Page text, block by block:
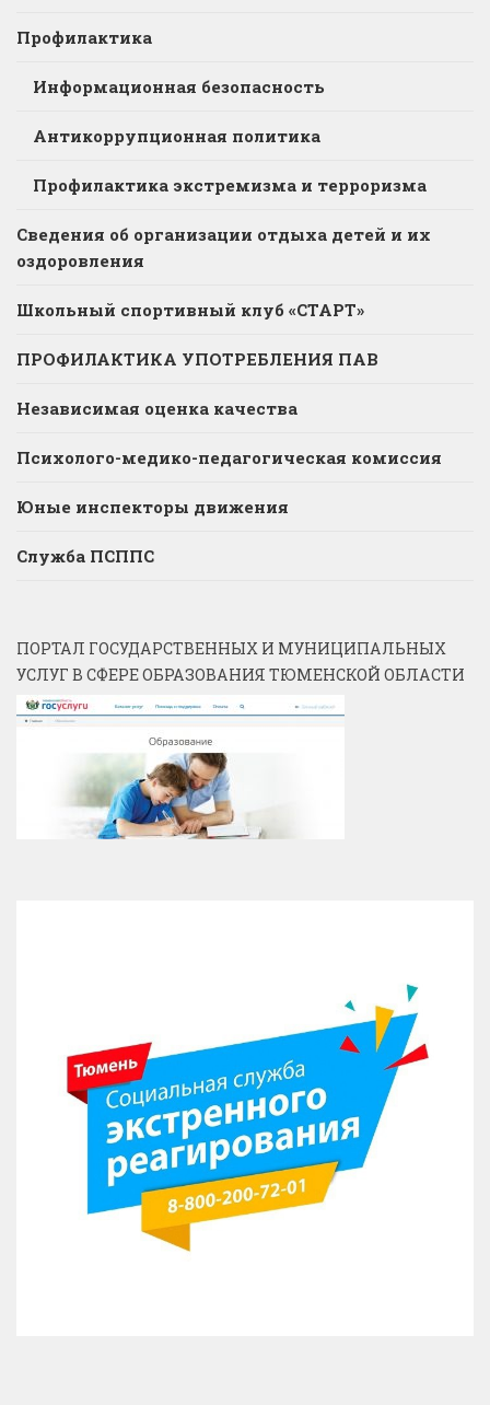
Профилактика
Информационная безопасность
Антикоррупционная политика
Профилактика экстремизма и терроризма
Сведения об организации отдыха детей и их
оздоровления
Школьный спортивный клуб «СТАРТ»
ПРОФИЛАКТИКА УПОТРЕБЛЕНИЯ ПАВ
Независимая оценка качества
Психолого-медико-педагогическая комиссия
Юные инспекторы движения
Служба ПСППС
ПОРТАЛ ГОСУДАРСТВЕННЫХ И МУНИЦИПАЛЬНЫХ
УСЛУГ В СФЕРЕ ОБРАЗОВАНИЯ ТЮМЕНСКОЙ ОБЛАСТИ